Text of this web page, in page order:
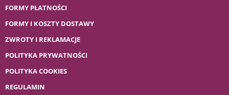
FORMY PŁATNOŚCI
FORMY I KOSZTY DOSTAWY
ZWROTY I REKLAMACJE
POLITYKA PRYWATNOŚCI
POLITYKA COOKIES
REGULAMIN